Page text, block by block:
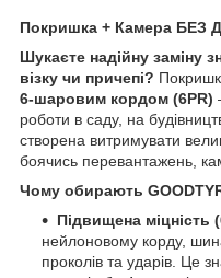
Покришка + Камера БЕЗ
Шукаєте надійну заміну
візку чи причепі?
6-шаровим кордом (6PR)
роботи в саду, на
створена витримувати
боячись перевантажень,
Чому обирають
Підвищена міцність
нейлоновому корду,
проколів та ударів. Це